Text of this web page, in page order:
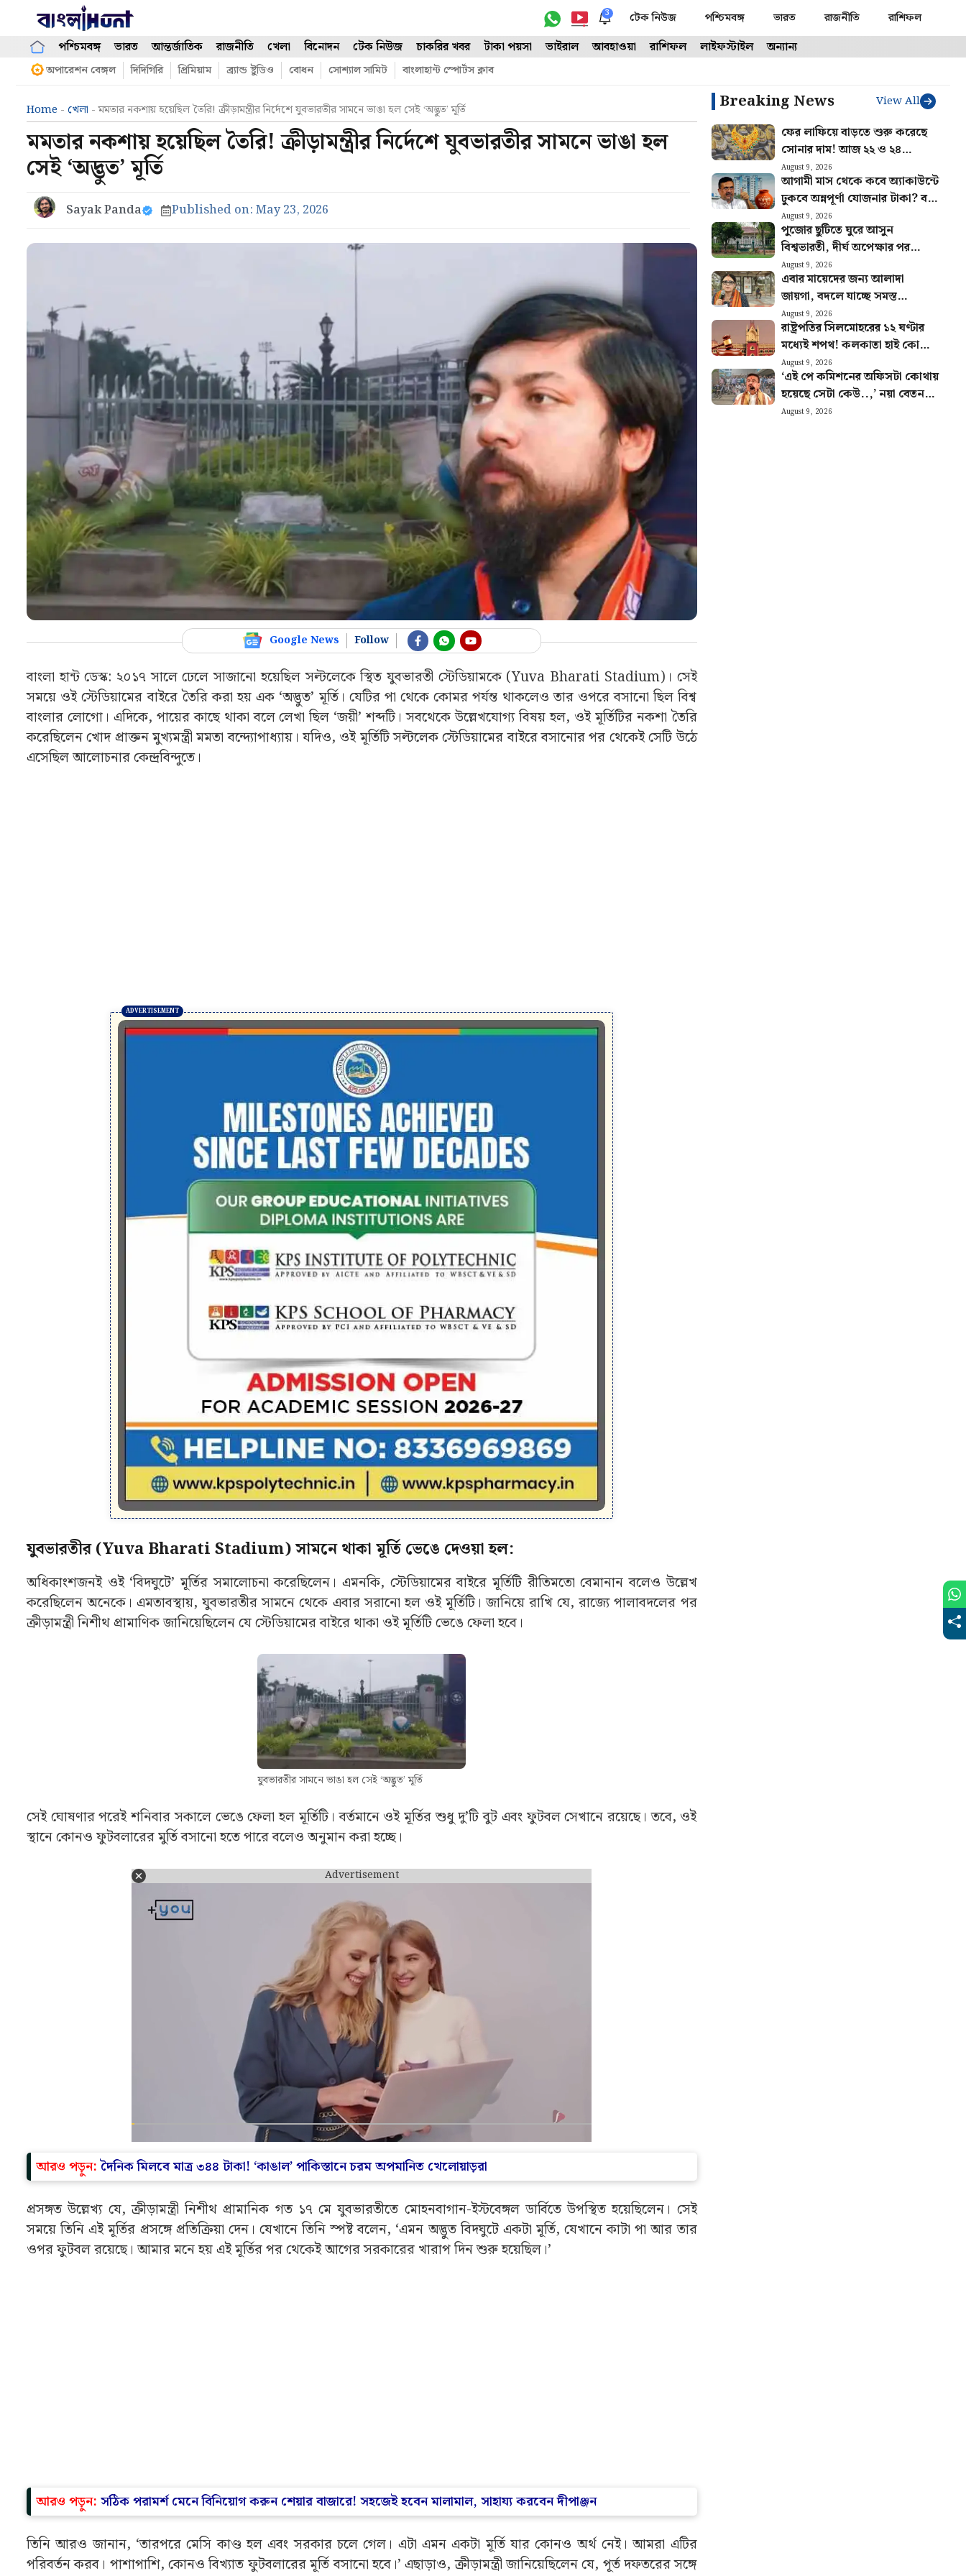
content
3 টেক নিউজ পশ্চিমবঙ্গ ভারত রাজনীতি রাশিফল
পশ্চিমবঙ্গ ভারত আন্তর্জাতিক রাজনীতি খেলা বিনোদন টেক নিউজ চাকরির খবর টাকা পয়সা ভাইরাল আবহাওয়া রাশিফল লাইফস্টাইল অন্যান্য
অপারেশন বেঙ্গল দিদিগিরি প্রিমিয়াম ব্র্যান্ড ষ্টুডিও বোধন সোশ্যাল সামিট বাংলাহান্ট স্পোর্টস ক্লাব
Home - খেলা -মমতার নকশায় হয়েছিল তৈরি! ক্রীড়ামন্ত্রীর নির্দেশে যুবভারতীর সামনে ভাঙা হল সেই ‘অদ্ভুত’ মূর্তি
মমতার নকশায় হয়েছিল তৈরি! ক্রীড়ামন্ত্রীর নির্দেশে যুবভারতীর সামনে ভাঙা হল
সেই ‘অদ্ভুত’ মূর্তি
Sayak Panda Published on: May 23, 2026
Google News Follow
বাংলা হান্ট ডেস্ক: ২০১৭ সালে ঢেলে সাজানো হয়েছিল সল্টলেকে স্থিত যুবভারতী স্টেডিয়ামকে (Yuva Bharati Stadium)। সেই
সময়ে ওই স্টেডিয়ামের বাইরে তৈরি করা হয় এক ‘অদ্ভুত’ মূর্তি। যেটির পা থেকে কোমর পর্যন্ত থাকলেও তার ওপরে বসানো ছিল বিশ্ব
বাংলার লোগো। এদিকে, পায়ের কাছে থাকা বলে লেখা ছিল ‘জয়ী’ শব্দটি। সবথেকে উল্লেখযোগ্য বিষয় হল, ওই মূর্তিটির নকশা তৈরি
করেছিলেন খোদ প্রাক্তন মুখ্যমন্ত্রী মমতা বন্দ্যোপাধ্যায়। যদিও, ওই মূর্তিটি সল্টলেক স্টেডিয়ামের বাইরে বসানোর পর থেকেই সেটি উঠে
এসেছিল আলোচনার কেন্দ্রবিন্দুতে।
যুবভারতীর (Yuva Bharati Stadium) সামনে থাকা মূর্তি ভেঙে দেওয়া হল:
অধিকাংশজনই ওই ‘বিদঘুটে’ মূর্তির সমালোচনা করেছিলেন। এমনকি, স্টেডিয়ামের বাইরে মূর্তিটি রীতিমতো বেমানান বলেও উল্লেখ
করেছিলেন অনেকে। এমতাবস্থায়, যুবভারতীর সামনে থেকে এবার সরানো হল ওই মূর্তিটি। জানিয়ে রাখি যে, রাজ্যে পালাবদলের পর
ক্রীড়ামন্ত্রী নিশীথ প্রামাণিক জানিয়েছিলেন যে স্টেডিয়ামের বাইরে থাকা ওই মূর্তিটি ভেঙে ফেলা হবে।
যুবভারতীর সামনে ভাঙা হল সেই ‘অদ্ভুত’ মূর্তি
সেই ঘোষণার পরেই শনিবার সকালে ভেঙে ফেলা হল মূর্তিটি। বর্তমানে ওই মূর্তির শুধু দু’টি বুট এবং ফুটবল সেখানে রয়েছে। তবে, ওই
স্থানে কোনও ফুটবলারের মুর্তি বসানো হতে পারে বলেও অনুমান করা হচ্ছে।
Advertisement
আরও পড়ুন:দৈনিক মিলবে মাত্র ৩৪৪ টাকা! ‘কাঙাল’ পাকিস্তানে চরম অপমানিত খেলোয়াড়রা
প্রসঙ্গত উল্লেখ্য যে, ক্রীড়ামন্ত্রী নিশীথ প্রামানিক গত ১৭ মে যুবভারতীতে মোহনবাগান-ইস্টবেঙ্গল ডার্বিতে উপস্থিত হয়েছিলেন। সেই
সময়ে তিনি এই মূর্তির প্রসঙ্গে প্রতিক্রিয়া দেন। যেখানে তিনি স্পষ্ট বলেন, ‘এমন অদ্ভুত বিদঘুটে একটা মূর্তি, যেখানে কাটা পা আর তার
ওপর ফুটবল রয়েছে। আমার মনে হয় এই মূর্তির পর থেকেই আগের সরকারের খারাপ দিন শুরু হয়েছিল।’
আরও পড়ুন: সঠিক পরামর্শ মেনে বিনিয়োগ করুন শেয়ার বাজারে! সহজেই হবেন মালামাল, সাহায্য করবেন দীপাঞ্জন
তিনি আরও জানান, ‘তারপরে মেসি কাণ্ড হল এবং সরকার চলে গেল। এটা এমন একটা মূর্তি যার কোনও অর্থ নেই। আমরা এটির
পরিবর্তন করব। পাশাপাশি, কোনও বিখ্যাত ফুটবলারের মূর্তি বসানো হবে।’ এছাড়াও, ক্রীড়ামন্ত্রী জানিয়েছিলেন যে, পূর্ত দফতরের সঙ্গে
Breaking News View All
ফের লাফিয়ে বাড়তে শুরু করেছে
সোনার দাম! আজ ২২ ও ২৪
ক্যারেটের লেটেস্ট রেট জেনে নিন
August 9, 2026
আগামী মাস থেকে কবে অ্যাকাউন্টে
ঢুকবে অন্নপূর্ণা যোজনার টাকা? বড়
ঘোষণা মুখ্যমন্ত্রীর
August 9, 2026
পুজোর ছুটিতে ঘুরে আসুন
বিশ্বভারতী, দীর্ঘ অপেক্ষার পর
পর্যটকদের জন্য খুলল
শান্তিনিকেতন গৃহ
August 9, 2026
এবার মায়েদের জন্য আলাদা
জায়গা, বদলে যাচ্ছে সমস্ত
বাসস্টপ, যাত্রী পরিষেবার আর কী
কী পরিবর্তন?
August 9, 2026
রাষ্ট্রপতির সিলমোহরের ১২ ঘণ্টার
মধ্যেই শপথ! কলকাতা হাই কোর্টে
নজিরবিহীন ঘটনা
August 9, 2026
‘এই পে কমিশনের অফিসটা কোথায়
হয়েছে সেটা কেউ..,’ নয়া বেতন
কমিশন নিয়ে প্রশ্ন সরকারি কর্মীদের
August 9, 2026